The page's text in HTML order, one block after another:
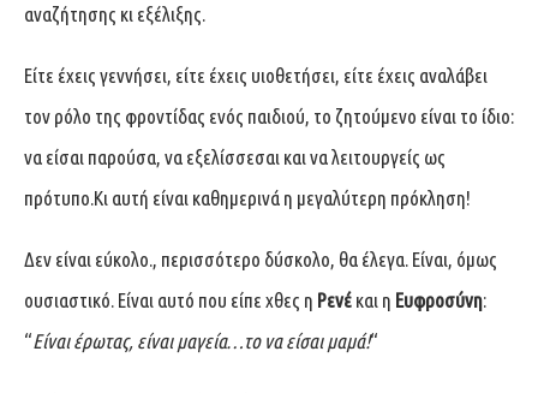
αναζήτησης κι εξέλιξης.
Είτε έχεις γεννήσει, είτε έχεις υιοθετήσει, είτε έχεις αναλάβει
τον ρόλο της φροντίδας ενός παιδιού, το ζητούμενο είναι το ίδιο:
να είσαι παρούσα, να εξελίσσεσαι και να λειτουργείς ως
πρότυπο.Κι αυτή είναι καθημερινά η μεγαλύτερη πρόκληση!
Δεν είναι εύκολο., περισσότερο δύσκολο, θα έλεγα. Είναι, όμως
ουσιαστικό. Είναι αυτό που είπε χθες η Ρενέ και η Ευφροσύνη:
“Είναι έρωτας, είναι μαγεία…το να είσαι μαμά!“